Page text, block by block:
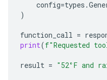
config=types .
)
function_call =
print(f"Requested
result = "52°F and